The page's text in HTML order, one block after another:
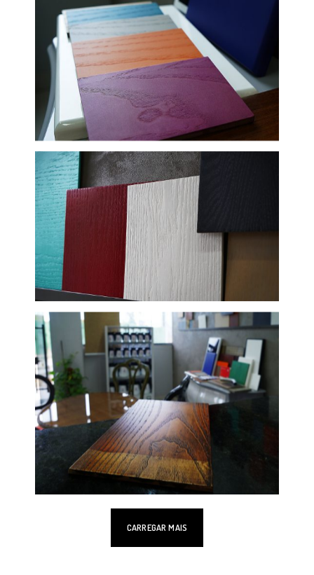
CARREGAR MAIS